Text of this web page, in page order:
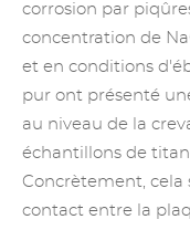
corrosion par
concentration de
et en conditions
pur ont présenté
au niveau de la
échantillons de
Concrètement, cela
contact entre la